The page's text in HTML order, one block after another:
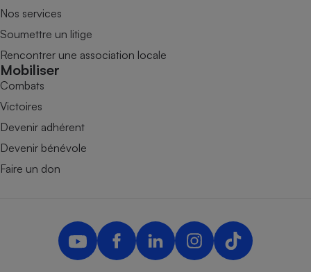
Nos services
Soumettre un litige
Rencontrer une association locale
Mobiliser
Combats
Victoires
Devenir adhérent
Devenir bénévole
Faire un don